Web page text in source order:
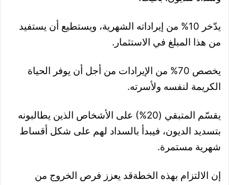
يدّخر 10% من إيراداته الشهرية، ويستطيع أن يستفيد
من هذا المبلغ في الاستثمار.
يخصص 70% من الإيرادات من أجل أن يوفر الحياة
الكريمة لنفسه ولأسرته.
يقسّم المتبقي (20%) على الأشخاص الذين يطالبونه
بتسديد الديون، فيبدأ بالسداد لهم على شكل أقساط
شهرية مستمرة.
إن الالتزام بهذه الخطةقد يعزز فرص الخروج من